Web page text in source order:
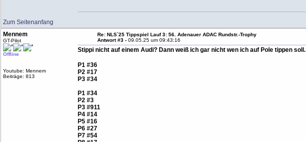
Zum Seitenanfang
Mennem
GT-Pilot
Offline
Youtube: Mennem
Beiträge: 813
Re: NLS`25 Tippspiel Lauf 3: 56. Adenauer ADAC Rundstr.-Trophy
Antwort #3 -09.05.25 um 09:43:16
Stippi nicht auf einem Audi? Dann weiß ich gar nicht wen ich auf Pole tippen soll.
P1 #36
P2 #17
P3 #34
P1 #34
P2 #3
P3 #911
P4 #14
P5 #16
P6 #27
P7 #54